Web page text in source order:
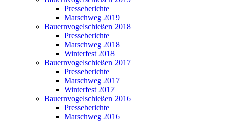
Presseberichte
Marschweg 2019
Bauernvogelschießen 2018
Presseberichte
Marschweg 2018
Winterfest 2018
Bauernvogelschießen 2017
Presseberichte
Marschweg 2017
Winterfest 2017
Bauernvogelschießen 2016
Presseberichte
Marschweg 2016